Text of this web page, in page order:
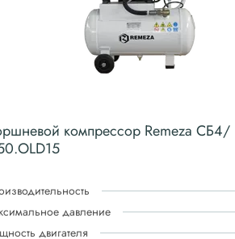
компрессор Remeza СБ4/
давление
двигателя